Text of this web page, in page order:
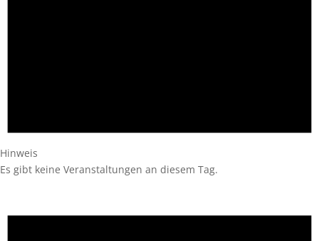
Hinweis
Es gibt keine Veranstaltungen an diesem Tag.